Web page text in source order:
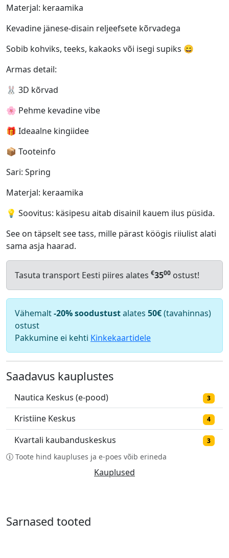
Materjal: keraamika
Kevadine jänese-disain reljeefsete kõrvadega
Sobib kohviks, teeks, kakaoks või isegi supiks 😄
Armas detail:
🐰 3D kõrvad
🌸 Pehme kevadine vibe
🎁 Ideaalne kingiidee
📦 Tooteinfo
Sari: Spring
Materjal: keraamika
💡 Soovitus: käsipesu aitab disainil kauem ilus püsida.
See on täpselt see tass, mille pärast köögis riiulist alati
sama asja haarad.
Tasuta transport Eesti piires alates €3500 ostust!
Vähemalt-20% soodustustalates 50€(tavahinnas)
ostust
Pakkumine ei kehti Kinkekaartidele
Saadavus kauplustes
Nautica Keskus (e-pood) 3
Kristiine Keskus 4
Kvartali kaubanduskeskus 3
Toote hind kaupluses ja e-poes võib erineda
Kauplused
Sarnased tooted